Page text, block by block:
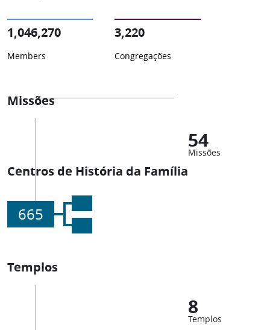
1,046,270
Members
3,220
Congregações
Missões
54
Missões
Centros de História da Família
665
Templos
8
Templos